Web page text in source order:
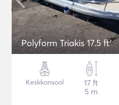
Polyform Triakis 17.5 ft'
Keskkonsool
17 ft
5 m